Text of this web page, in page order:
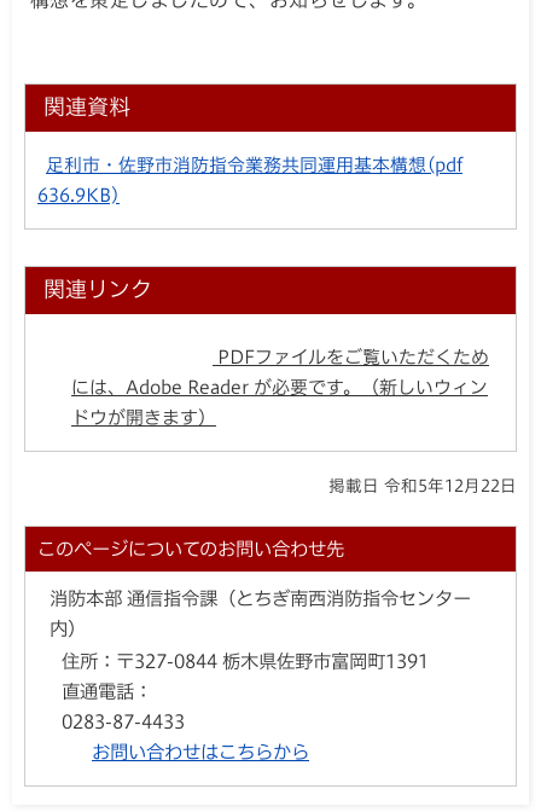
関連資料
足利市・佐野市消防指令業務共同運用基本構想 (pdf
636.9KB)
関連リンク
PDFファイルをご覧いただくため
には、Adobe Reader が必要です。（新しいウィン
ドウが開きます）
掲載日 令和5年12月22日
このページについてのお問い合わせ先
消防本部 通信指令課（とちぎ南西消防指令センター
内）
住所： 〒327-0844 栃木県佐野市富岡町1391
直通電話：
0283-87-4433
お問い合わせはこちらから